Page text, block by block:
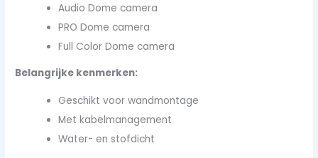
Audio Dome camera
PRO Dome camera
Full Color Dome camera
Belangrijke kenmerken:
Geschikt voor wandmontage
Met kabelmanagement
Water- en stofdicht